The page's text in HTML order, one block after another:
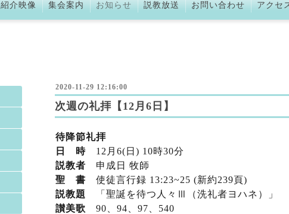
紹介映像 集会案内 お知らせ 説教放送 お問い合わせ アクセ
2020-11-29 12:16:00
次週の礼拝【12月6日】
待降節礼拝
日 時 12月6(日) 10時30分
説教者 申成日 牧師
聖 書 使徒言行録 13:23~25 (新約239頁)
説教題
「聖誕を待つ人々Ⅲ（洗礼者ヨハネ）」
讃美歌 90、94 、97 、540